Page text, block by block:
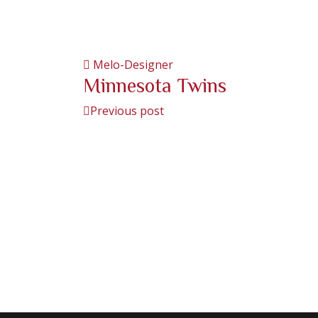
Melo-Designer
Minnesota Twins
Previous post